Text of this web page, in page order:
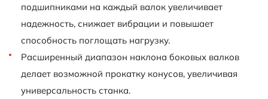
подшипниками на каждый валок увеличивает
надежность, снижает вибрации и повышает
способность поглощать нагрузку.
Расширенный диапазон наклона боковых валков
делает возможной прокатку конусов, увеличивая
универсальность станка.